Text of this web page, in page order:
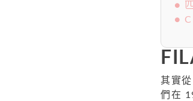
●
●
其實
們在